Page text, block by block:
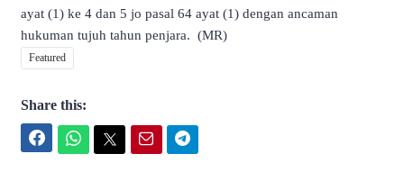
ayat (1) ke 4 dan 5 jo pasal 64 ayat (1) dengan ancaman
hukuman tujuh tahun penjara. (MR)
Featured
Share this: